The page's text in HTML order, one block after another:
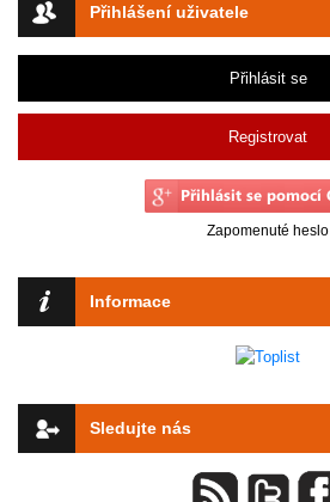
Přihlášení uživatele
Přihlásit se
Registrovat
Zapomenuté heslo
Informace
Sledujte nás